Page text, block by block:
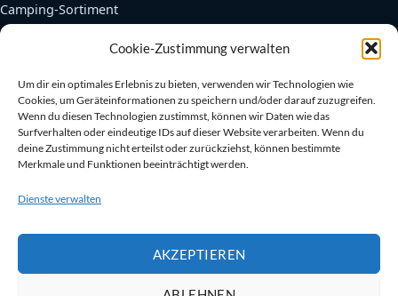
Cookie-Zustimmung verwalten
Um dir ein optimales Erlebnis zu bieten, verwenden wir Technologien wie
Cookies, um Geräteinformationen zu speichern und/oder darauf zuzugreifen.
Wenn du diesen Technologien zustimmst, können wir Daten wie das
Surfverhalten oder eindeutige IDs auf dieser Website verarbeiten. Wenn du
deine Zustimmung nicht erteilst oder zurückziehst, können bestimmte
Merkmale und Funktionen beeinträchtigt werden.
Dienste verwalten
AKZEPTIEREN
Camping-Sortiment
Fendertex Fender
Autarkie & Elektrik
Kühlen & Heizen
Sanitär & Toiletten
Bootszubehör